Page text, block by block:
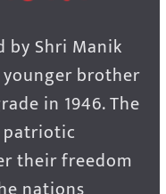
by Shri Manik
brother
in 1946. The
patriotic
their freedom